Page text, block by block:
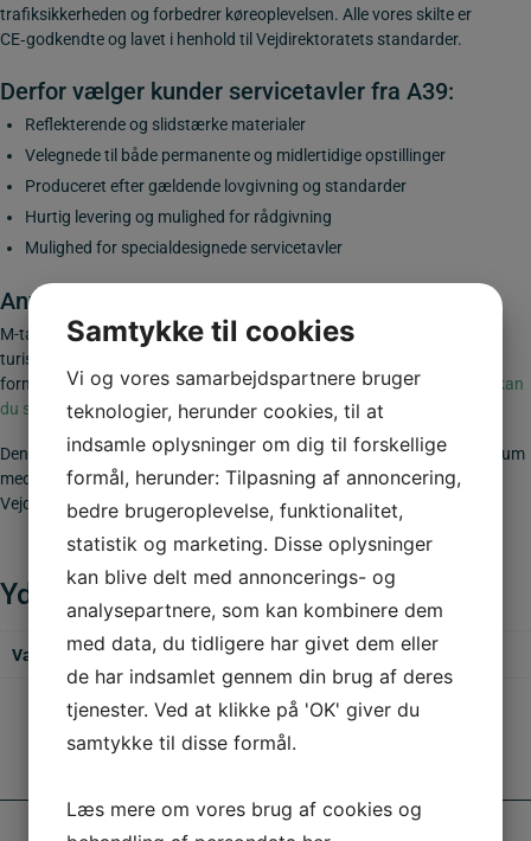
trafiksikkerheden og forbedrer køreoplevelsen. Alle vores skilte er
CE‑godkendte og lavet i henhold til Vejdirektoratets standarder.
Derfor vælger kunder servicetavler fra A39:
Reflekterende og slidstærke materialer
Velegnede til både permanente og midlertidige opstillinger
Produceret efter gældende lovgivning og standarder
Hurtig levering og mulighed for rådgivning
Mulighed for specialdesignede servicetavler
Anvendelse af M-tavler
M-tavler er især relevante ved motorveje, landeveje, rastepladser,
turistområder, bygrænser og naturområder, hvor de hjælper med at
formidle vigtig service information til både lokale og besøgende.
Her kan
du se listen med samtlige godkendte servicetavler.
Denne M-tavle 50×50 cm. er udført i 2 mm søvandsbestandig aluminium
med CE-mærket reflekstype 3. Opfylder gældende krav fra
Vejdirektoratet. Se opsætningsudstyr
her
Yderligere information
Vægt 1,500 kg
Samtykke til cookies
Vi og vores samarbejdspartnere bruger
teknologier, herunder cookies, til at
indsamle oplysninger om dig til forskellige
formål, herunder: Tilpasning af annoncering,
bedre brugeroplevelse, funktionalitet,
statistik og marketing. Disse oplysninger
kan blive delt med annoncerings- og
analysepartnere, som kan kombinere dem
med data, du tidligere har givet dem eller
de har indsamlet gennem din brug af deres
tjenester. Ved at klikke på 'OK' giver du
samtykke til disse formål.
Læs mere om vores brug af cookies og